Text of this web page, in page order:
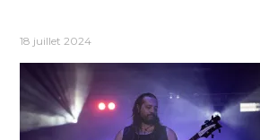
18 juillet 2024